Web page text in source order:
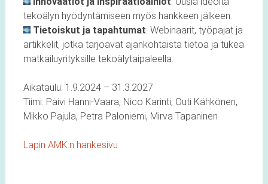
tekoälyn hyödyntämiseen myös hankkeen jälkeen.
Tietoiskut ja tapahtumat: Webinaarit, työpajat ja
artikkelit, jotka tarjoavat ajankohtaista tietoa ja tukea
matkailuyrityksille tekoälytaipaleella.
Aikataulu: 1.9.2024 – 31.3.2027
Tiimi: Päivi Hanni-Vaara, Nico Karinti, Outi Kähkönen,
Mikko Pajula, Petra Paloniemi, Mirva Tapaninen
Lapin AMK:n hankesivu